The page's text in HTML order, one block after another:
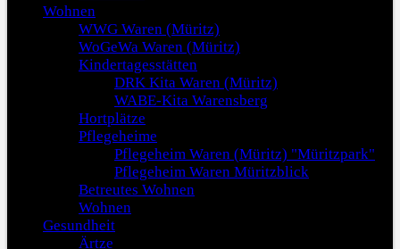
Wohnen
WWG Waren (Müritz)
WoGeWa Waren (Müritz)
Kindertagesstätten
DRK Kita Waren (Müritz)
WABE-Kita Warensberg
Hortplätze
Pflegeheime
Pflegeheim Waren (Müritz) "Müritzpark"
Pflegeheim Waren Müritzblick
Betreutes Wohnen
Wohnen
Gesundheit
Ärtze